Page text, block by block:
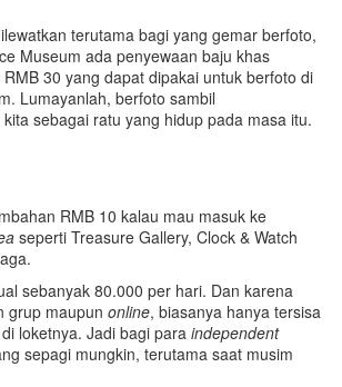
terutama bagi yang gemar berfoto,
Museum ada penyewaan baju khas
30 yang dapat dipakai untuk berfoto di
Lumayanlah, berfoto sambil
sebagai ratu yang hidup pada masa itu.
RMB 10 kalau mau masuk ke
seperti Treasure Gallery, Clock & Watch
sebanyak 80.000 per hari. Dan karena
grup maupun online, biasanya hanya tersisa
loketnya. Jadi bagi para independent
sepagi mungkin, terutama saat musim